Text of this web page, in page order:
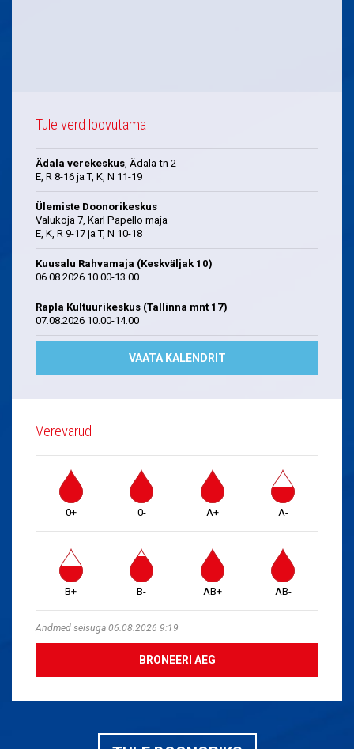
Tule verd loovutama
Ädala verekeskus, Ädala tn 2
E, R 8-16 ja T, K, N 11-19
Ülemiste Doonorikeskus
Valukoja 7, Karl Papello maja
E, K, R 9-17 ja T, N 10-18
Kuusalu Rahvamaja (Keskväljak 10)
06.08.2026 10.00-13.00
Rapla Kultuurikeskus (Tallinna mnt 17)
07.08.2026 10.00-14.00
VAATA KALENDRIT
Verevarud
0+ 0- A+ A-
B+ B- AB+ AB-
Andmed seisuga 06.08.2026 9:19
BRONEERI AEG